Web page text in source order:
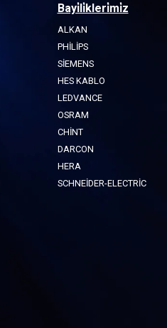
Bayi̇li̇kleri̇mi̇z
ALKAN
PHILIPS
SIEMENS
HES KABLO
LEDVANCE
OSRAM
CHINT
DARCON
HERA
SCHNEIDER-ELECTRIC